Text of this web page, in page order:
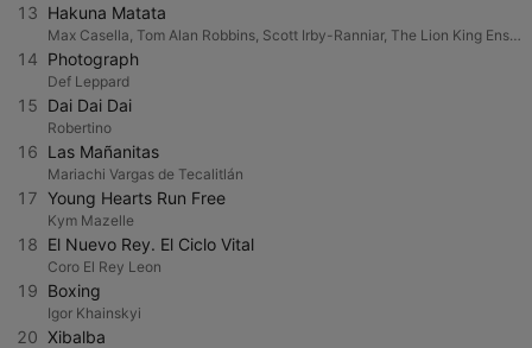
13 Hakuna Matata
Max Casella, Tom Alan Robbins, Scott Irby-Ranniar, The Lion King Ensemble & Jason Raize
14 Photograph
Def Leppard
15 Dai Dai Dai
Robertino
16 Las Mañanitas
Mariachi Vargas de Tecalitlán
17 Young Hearts Run Free
Kym Mazelle
18 El Nuevo Rey. El Ciclo Vital
Coro El Rey Leon
19 Boxing
Igor Khainskyi
20 Xibalba